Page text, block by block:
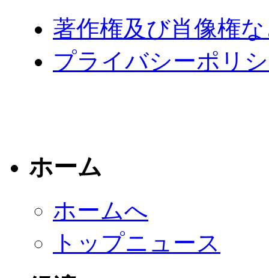
著作権及び肖像権
プライバシーポリ
ホーム
ホームへ
トップニュース